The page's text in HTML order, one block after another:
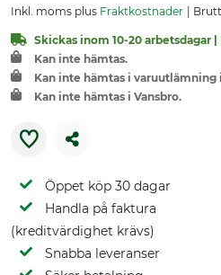
Inkl. moms plus Fraktkostnader
Skickas inom 10-20 arbetsdagar
Kan inte hämtas.
Kan inte hämtas i varuutlämning
Kan inte hämtas i Vansbro.
Öppet köp 30 dagar
Handla på faktura
(kreditvärdighet krävs)
Snabba leveranser